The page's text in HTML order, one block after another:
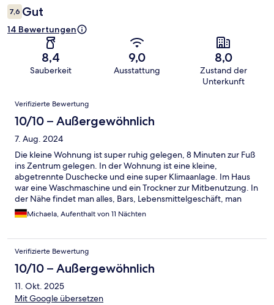
7,6 Gut
14 Bewertungen
8,4
Sauberkeit
9,0
Ausstattung
8,0
Zustand der
Unterkunft
Bewertungen
Verifizierte Bewertung
10/10 – Außergewöhnlich
7. Aug. 2024
Die kleine Wohnung ist super ruhig gelegen, 8 Minuten zur Fuß
ins Zentrum gelegen. In der Wohnung ist eine kleine,
abgetrennte Duschecke und eine super Klimaanlage. Im Haus
war eine Waschmaschine und ein Trockner zur Mitbenutzung. In
der Nähe findet man alles, Bars, Lebensmittelgeschäft, man
kann super Frühstücken gehen. Zum Strand sind es ca 20
minuten mit dem Bus, Bushaltestelle 3 Minuten, top
Wohnung immer schön sauber, unsere Vermieter hat auf jede
Nachricht sofort reagiert. Wir habe in der Wohnung 10 Tage
verbraucht und waren absolut zufrieden.
Michaela, Aufenthalt von 11 Nächten
Verifizierte Bewertung
10/10 – Außergewöhnlich
11. Okt. 2025
Mit Google übersetzen